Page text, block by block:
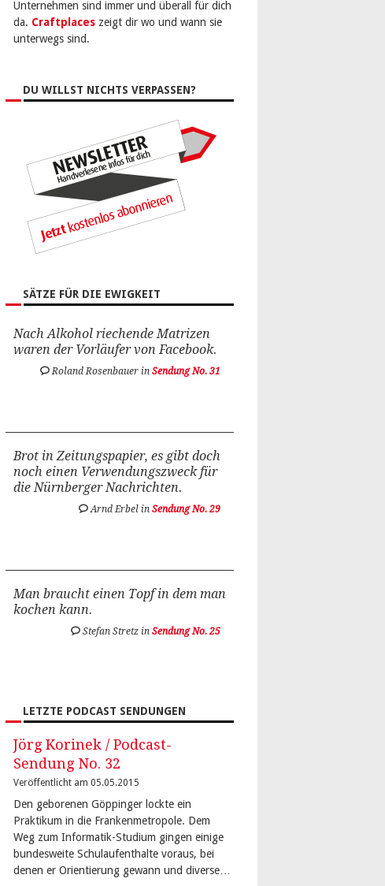
Unternehmen sind immer und überall für dich
da. Craftplaces zeigt dir wo und wann sie
unterwegs sind.
DU WILLST NICHTS VERPASSEN?
SÄTZE FÜR DIE EWIGKEIT
Nach Alkohol riechende Matrizen
waren der Vorläufer von Facebook.
Roland Rosenbauer inSendung No. 31
Brot in Zeitungspapier, es gibt doch
noch einen Verwendungszweck für
die Nürnberger Nachrichten.
Arnd Erbel inSendung No. 29
Man braucht einen Topf in dem man
kochen kann.
Stefan Stretz inSendung No. 25
LETZTE PODCAST SENDUNGEN
Jörg Korinek / Podcast-
Sendung No. 32
Veröffentlicht am 05.05.2015
Den geborenen Göppinger lockte ein
Praktikum in die Frankenmetropole. Dem
Weg zum Informatik-Studium gingen einige
bundesweite Schulaufenthalte voraus, bei
denen er Orientierung gewann und diverse…